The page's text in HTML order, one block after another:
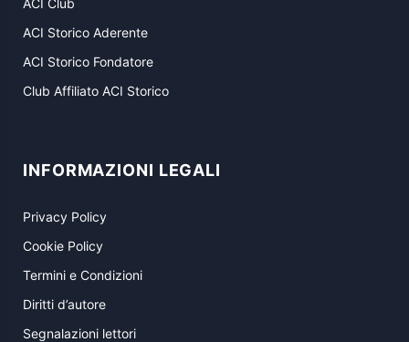
ACI Club
ACI Storico Aderente
ACI Storico Fondatore
Club Affiliato ACI Storico
INFORMAZIONI LEGALI
Privacy Policy
Cookie Policy
Termini e Condizioni
Diritti d’autore
Segnalazioni lettori